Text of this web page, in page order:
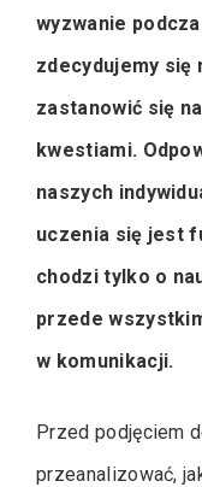
wyzwanie
zdecydujemy się
zastanowić się
kwestiami.
naszych
uczenia się jest
chodzi tylko o
przede
w komunikacji.
Przed podjęciem
przeanalizować,